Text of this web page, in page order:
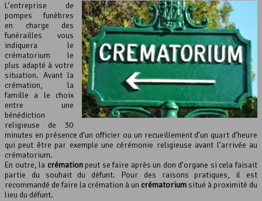
L’entreprise de
pompes funèbres
en charge des
funérailles vous
indiquera le
crématorium le
plus adapté à votre
situation. Avant la
crémation, la
famille a le choix
entre une
bénédiction
religieuse de 30
minutes en présence d’un officier ou un recueillement d’un quart d’heure
qui peut être par exemple une cérémonie religieuse avant l’arrivée au
crématorium.
En outre, la crémationpeut se faire après un don d’organe si cela faisait
partie du souhait du défunt. Pour des raisons pratiques, il est
recommandé de faire la crémation à un crématorium situé à proximité du
lieu du défunt.